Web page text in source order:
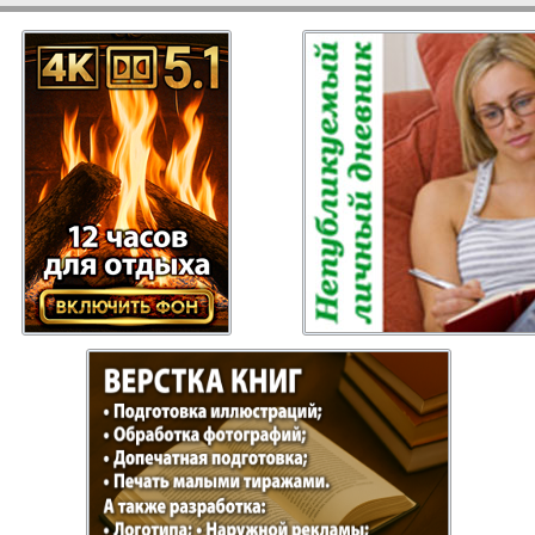
Recepty zdorovja
Russkiy Baden-
Württemberg
Angeln
Semejnaja gazeta Wort
Handels Zentrum Punkt DE
Bei uns in
Hamburg
Flirt